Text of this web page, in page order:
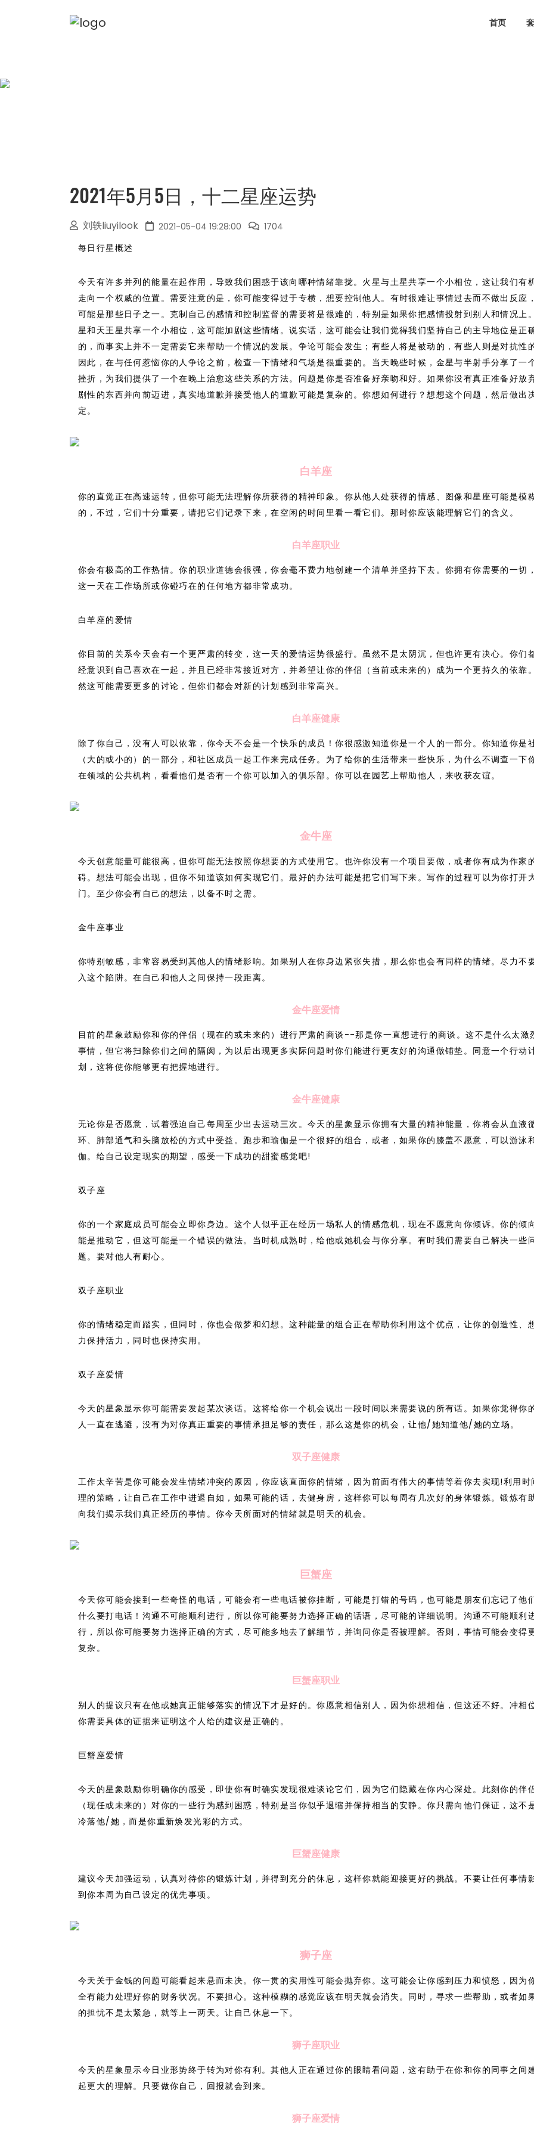
首页
2021年5月5日，十二星座运势
刘轶liuyilook 2021-05-04 19:28:00
1704
每日行星概述
今天有许多并列的能量在起作用，导致我们困惑于该向哪种情绪靠拢。火星与土星共享一个小相位，这让我们有
走向一个权威的位置。需要注意的是，你可能变得过于专横，想要控制他人。有时很难让事情过去而不做出反应
可能是那些日子之一。克制自己的感情和控制监督的需要将是很难的，特别是如果你把感情投射到别人和情况上
星和天王星共享一个小相位，这可能加剧这些情绪。说实话，这可能会让我们觉得我们坚持自己的主导地位是正
的，而事实上并不一定需要它来帮助一个情况的发展。争论可能会发生；有些人将是被动的，有些人则是对抗性的
因此，在与任何惹恼你的人争论之前，检查一下情绪和气场是很重要的。当天晚些时候，金星与半射手分享了一
挫折，为我们提供了一个在晚上治愈这些关系的方法。问题是你是否准备好亲吻和好。如果你没有真正准备好放
剧性的东西并向前迈进，真实地道歉并接受他人的道歉可能是复杂的。你想如何进行？想想这个问题，然后做出
定。
白羊座
你的直觉正在高速运转，但你可能无法理解你所获得的精神印象。你从他人处获得的情感、图像和星座可能是模
的，不过，它们十分重要，请把它们记录下来，在空闲的时间里看一看它们。那时你应该能理解它们的含义。
白羊座职业
你会有极高的工作热情。你的职业道德会很强，你会毫不费力地创建一个清单并坚持下去。你拥有你需要的一切
这一天在工作场所或你碰巧在的任何地方都非常成功。
白羊座的爱情
你目前的关系今天会有一个更严肃的转变，这一天的爱情运势很盛行。虽然不是太阴沉，但也许更有决心。你们
经意识到自己喜欢在一起，并且已经非常接近对方，并希望让你的伴侣（当前或未来的）成为一个更持久的依靠
然这可能需要更多的讨论，但你们都会对新的计划感到非常高兴。
白羊座健康
除了你自己，没有人可以依靠，你今天不会是一个快乐的成员！你很感激知道你是一个人的一部分。你知道你是
（大的或小的）的一部分，和社区成员一起工作来完成任务。为了给你的生活带来一些快乐，为什么不调查一下
在领域的公共机构，看看他们是否有一个你可以加入的俱乐部。你可以在园艺上帮助他人，来收获友谊。
金牛座
今天创意能量可能很高，但你可能无法按照你想要的方式使用它。也许你没有一个项目要做，或者你有成为作家
碍。想法可能会出现，但你不知道该如何实现它们。最好的办法可能是把它们写下来。写作的过程可以为你打开
门。至少你会有自己的想法，以备不时之需。
金牛座事业
你特别敏感，非常容易受到其他人的情绪影响。如果别人在你身边紧张失措，那么你也会有同样的情绪。尽力不
入这个陷阱。在自己和他人之间保持一段距离。
金牛座爱情
目前的星象鼓励你和你的伴侣（现在的或未来的）进行严肃的商谈--那是你一直想进行的商谈。这不是什么太激
事情，但它将扫除你们之间的隔阂，为以后出现更多实际问题时你们能进行更友好的沟通做铺垫。同意一个行动
划，这将使你能够更有把握地进行。
金牛座健康
无论你是否愿意，试着强迫自己每周至少出去运动三次。今天的星象显示你拥有大量的精神能量，你将会从血液
环、肺部通气和头脑放松的方式中受益。跑步和瑜伽是一个很好的组合，或者，如果你的膝盖不愿意，可以游泳
伽。给自己设定现实的期望，感受一下成功的甜蜜感觉吧!
双子座
你的一个家庭成员可能会立即你身边。这个人似乎正在经历一场私人的情感危机，现在不愿意向你倾诉。你的倾
能是推动它，但这可能是一个错误的做法。当时机成熟时，给他或她机会与你分享。有时我们需要自己解决一些
题。要对他人有耐心。
双子座职业
你的情绪稳定而踏实，但同时，你也会做梦和幻想。这种能量的组合正在帮助你利用这个优点，让你的创造性、
力保持活力，同时也保持实用。
双子座爱情
今天的星象显示你可能需要发起某次谈话。这将给你一个机会说出一段时间以来需要说的所有话。如果你觉得你
人一直在逃避，没有为对你真正重要的事情承担足够的责任，那么这是你的机会，让他/她知道他/她的立场。
双子座健康
工作太辛苦是你可能会发生情绪冲突的原因，你应该直面你的情绪，因为前面有伟大的事情等着你去实现!利用时
理的策略，让自己在工作中进退自如，如果可能的话，去健身房，这样你可以每周有几次好的身体锻炼。锻炼有
向我们揭示我们真正经历的事情。你今天所面对的情绪就是明天的机会。
巨蟹座
今天你可能会接到一些奇怪的电话，可能会有一些电话被你挂断，可能是打错的号码，也可能是朋友们忘记了他
什么要打电话！沟通不可能顺利进行，所以你可能要努力选择正确的话语，尽可能的详细说明。沟通不可能顺利
行，所以你可能要努力选择正确的方式，尽可能多地去了解细节，并询问你是否被理解。否则，事情可能会变得
复杂。
巨蟹座职业
别人的提议只有在他或她真正能够落实的情况下才是好的。你愿意相信别人，因为你想相信，但这还不好。冲相
你需要具体的证据来证明这个人给的建议是正确的。
巨蟹座爱情
今天的星象鼓励你明确你的感受，即使你有时确实发现很难谈论它们，因为它们隐藏在你内心深处。此刻你的伴
（现任或未来的）对你的一些行为感到困惑，特别是当你似乎退缩并保持相当的安静。你只需向他们保证，这不
冷落他/她，而是你重新焕发光彩的方式。
巨蟹座健康
建议今天加强运动，认真对待你的锻炼计划，并得到充分的休息，这样你就能迎接更好的挑战。不要让任何事情
到你本周为自己设定的优先事项。
狮子座
今天关于金钱的问题可能看起来悬而未决。你一贯的实用性可能会抛弃你。这可能会让你感到压力和愤怒，因为
全有能力处理好你的财务状况。不要担心。这种模糊的感觉应该在明天就会消失。同时，寻求一些帮助，或者如
的担忧不是太紧急，就等上一两天。让自己休息一下。
狮子座职业
今天的星象显示今日业形势终于转为对你有利。其他人正在通过你的眼睛看问题，这有助于在你和你的同事之间
起更大的理解。只要做你自己，回报就会到来。
狮子座爱情